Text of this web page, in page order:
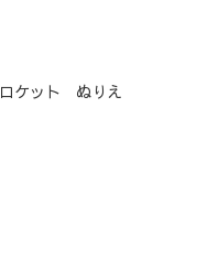
ロケット ぬりえ